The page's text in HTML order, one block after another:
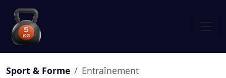
Sport & Forme Entraînement